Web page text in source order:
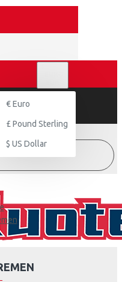
€ Euro
£ Pound Sterling
$ US Dollar